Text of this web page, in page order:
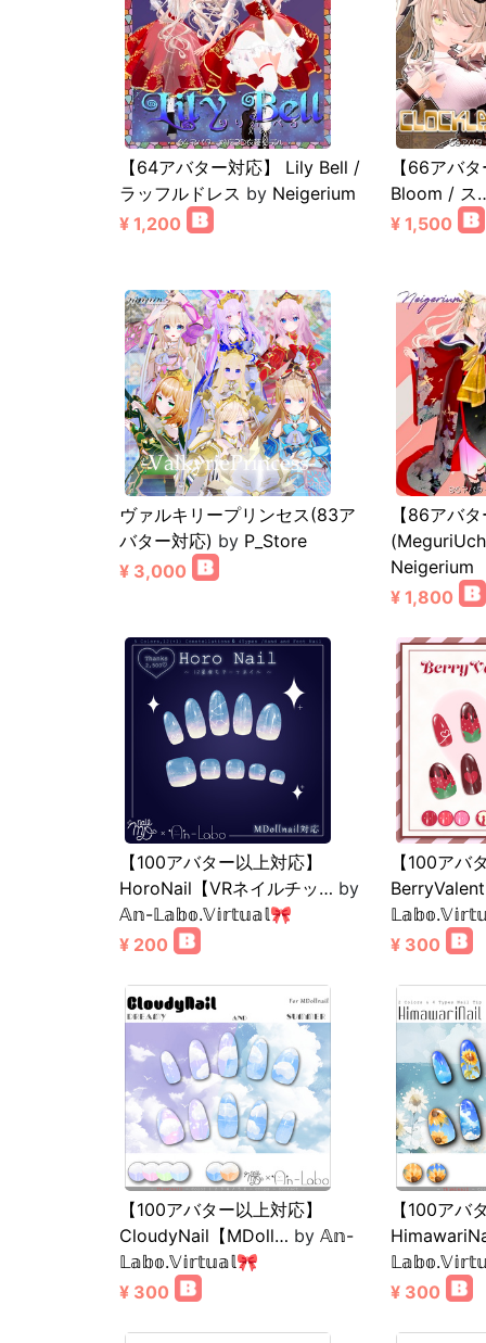
【64アバター対応】 Lily Bell /
ラッフルドレス by Neigerium
¥ 1,200
【66アバ
Bloom / ス
¥ 1,500
ヴァルキリープリンセス(83ア
バター対応) by P_Store
¥ 3,000
【86アバ
Neigerium
¥ 1,800
【100アバター以上対応】
HoroNail【VRネイルチッ… by
𝔸𝕟-𝕃𝕒𝕓𝕠.𝕍𝕚𝕣𝕥𝕦𝕒𝕝🎀
¥ 200
【100アバ
¥ 300
【100アバター以上対応】
CloudyNail【MDoll… by 𝔸𝕟-
𝕃𝕒𝕓𝕠.𝕍𝕚𝕣𝕥𝕦𝕒𝕝🎀
¥ 300
【100アバ
¥ 300